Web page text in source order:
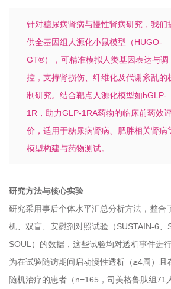
针对糖尿病肾病与慢性肾病研究，我们
供全基因组人源化小鼠模型（HUGO-
GT®），可精准模拟人类基因表达与调
控，支持肾损伤、纤维化及代谢紊乱的
制研究。结合靶点人源化模型如hGLP-
1R，助力GLP-1RA药物的临床前药效
价，适用于糖尿病肾病、肥胖相关肾病
模型构建与药物测试。
研究方法与核心实验
研究采用事后个体水平汇总分析方法，整合
机、双盲、安慰剂对照试验（SUSTAIN-6、
SOUL）的数据，这些试验均对透析事件进
为在试验随访期间启动慢性透析（≥4周）且
随机治疗的患者（n=165，司美格鲁肽组71